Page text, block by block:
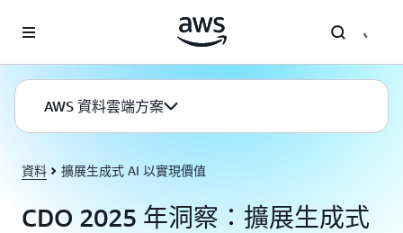
AWS 資料雲端方案
資料 擴展生成式 AI 以實現價值
CDO 2025 年洞察：擴展生成式